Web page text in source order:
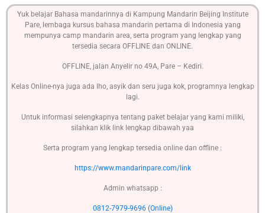
Yuk belajar Bahasa mandarinnya di Kampung Mandarin Beijing Institute
Pare, lembaga kursus bahasa mandarin pertama di Indonesia yang
mempunya camp mandarin area, serta program yang lengkap yang
tersedia secara OFFLINE dan ONLINE.
OFFLINE, jalan Anyelir no 49A, Pare – Kediri.
Kelas Online-nya juga ada lho, asyik dan seru juga kok, programnya lengkap
lagi.
Untuk informasi selengkapnya tentang paket belajar yang kami miliki,
silahkan klik link lengkap dibawah yaa
Serta program yang lengkap tersedia online dan offline :
https://www.mandarinpare.com/link
Admin whatsapp :
0812-7979-9696 (Online)